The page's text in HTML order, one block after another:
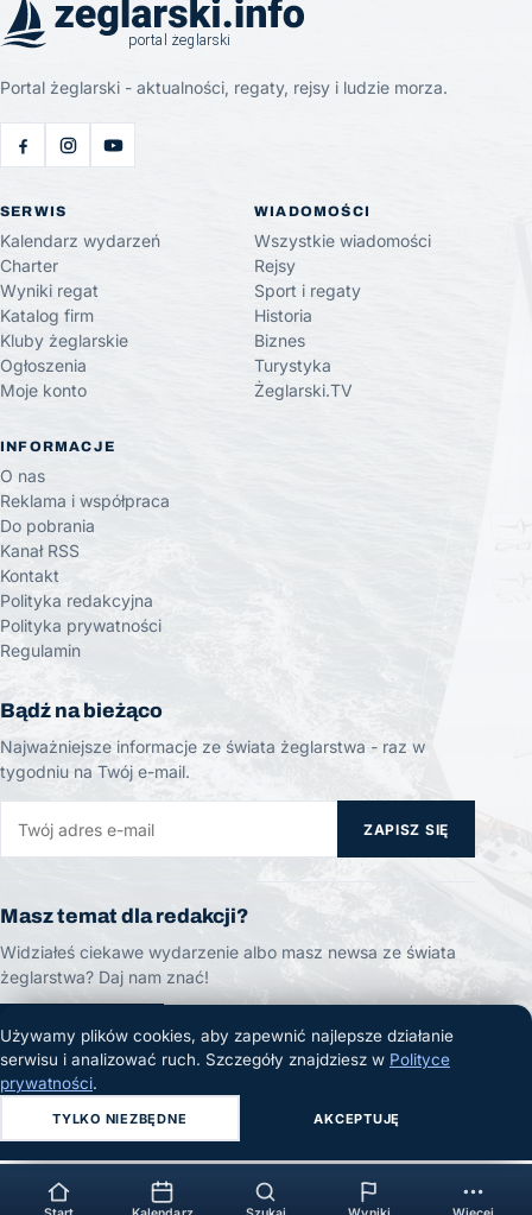
Portal żeglarski - aktualności, regaty, rejsy i ludzie morza.
SERWIS
Kalendarz wydarzeń
Charter
Wyniki regat
Katalog firm
Kluby żeglarskie
Ogłoszenia
Moje konto
WIADOMOŚCI
Wszystkie wiadomości
Rejsy
Sport i regaty
Historia
Biznes
Turystyka
Żeglarski.TV
INFORMACJE
O nas
Reklama i współpraca
Do pobrania
Kanał RSS
Kontakt
Polityka redakcyjna
Polityka prywatności
Regulamin
Bądź na bieżąco
Najważniejsze informacje ze świata żeglarstwa - raz w
tygodniu na Twój e-mail.
ZAPISZ SIĘ
Masz temat dla redakcji?
Widziałeś ciekawe wydarzenie albo masz newsa ze świata
żeglarstwa? Daj nam znać!
ZGŁOŚ TEMAT
© 2026 Żeglarski.info. Wszelkie prawa zastrzeżone.
Używamy plików cookies, aby zapewnić najlepsze działanie
serwisu i analizować ruch. Szczegóły znajdziesz w Polityce
prywatności.
TYLKO NIEZBĘDNE AKCEPTUJĘ